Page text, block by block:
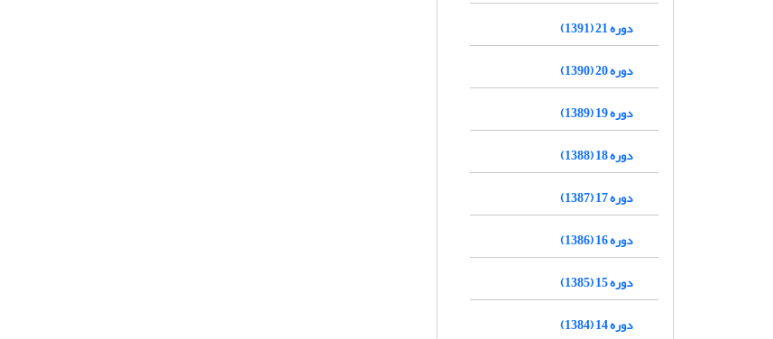
دوره 21 (1391)
دوره 20 (1390)
دوره 19 (1389)
دوره 18 (1388)
دوره 17 (1387)
دوره 16 (1386)
دوره 15 (1385)
دوره 14 (1384)